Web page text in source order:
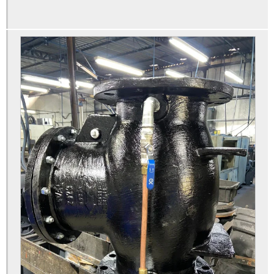
Válvula de dilúvio
Válvula com flange
Válvula flangeada
Válvula gaveta
Válvula gaveta 6
Válvula gaveta 6 polegadas
Válvula gaveta de 6 polegadas preço
Válvula gaveta 8 polegadas
Válvula gaveta 8 polegadas preço
Válvula gaveta 8 preço